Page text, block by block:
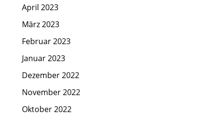
April 2023
März 2023
Februar 2023
Januar 2023
Dezember 2022
November 2022
Oktober 2022